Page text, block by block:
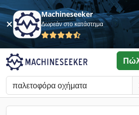
Machineseeker
Δωρεάν στο κατάστημα